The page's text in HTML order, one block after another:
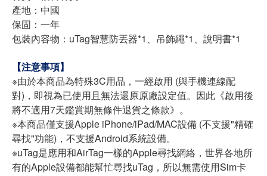
產地：中國
保固：一年
包裝內容物：uTag智慧防丟器*1、吊飾繩*1、說明書*1
【注意事項】
※由於本商品為特殊3C用品，一經啟用 (與手機連線配
對)，即視為已使用且無法還原原廠設定值。因此《啟用後
將不適用7天鑑賞期無條件退貨之條款》。
※本商品僅支援Apple iPhone/iPad/MAC設備 (不支援"精確
尋找"功能)，不支援Android系統設備。
※uTag是應用和AirTag一樣的Apple尋找網絡，世界各地所
有的Apple設備都能幫忙尋找uTag，所以無需使用Sim卡